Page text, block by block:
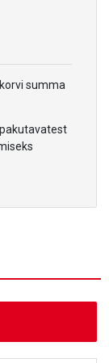
summa